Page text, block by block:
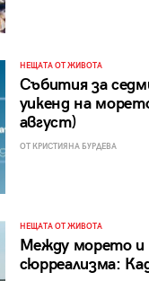
НЕЩАТА ОТ ЖИВОТА
Събития за
уикенд на
август)
ОТ КРИСТИЯНА БУРДЕВА
НЕЩАТА ОТ ЖИВОТА
Между морето и
сюрреализма: